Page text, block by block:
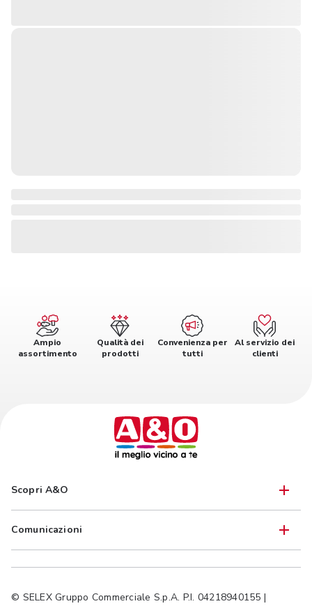
Ampio
assortimento
Qualità dei
prodotti
Convenienza per
tutti
Al servizio dei
clienti
Scopri A&O
Comunicazioni
© SELEX Gruppo Commerciale S.p.A. P.I. 04218940155 |